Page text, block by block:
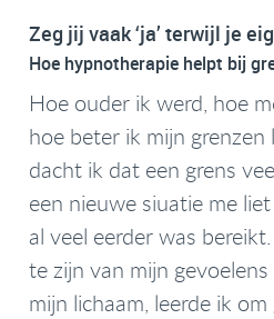
Zeg jij vaak ‘ja’ terwijl je
Hoe hypnotherapie helpt bij
Hoe ouder ik werd, hoe
hoe beter ik mijn grenzen
dacht ik dat een grens
een nieuwe siuatie me
al veel eerder was
te zijn van mijn
mijn lichaam, leerde ik